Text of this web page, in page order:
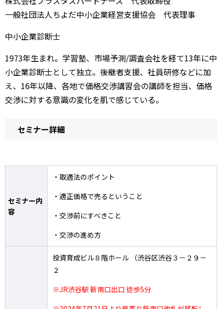
一般社団法人ちよだ中小企業経営支援協会 代表理事
中小企業診断士
1973年生まれ。学習塾、市場予測/調査会社を経て13年に中
小企業診断士として独立。後継者支援、社員研修などに加
え、16年以降、各地で価格交渉講習会の講師を担当、価格
交渉に対する意識の変化を肌で感じている。
セミナー詳細
セミナー内
容
・取適法のポイント
・適正価格で売るということ
・交渉前にすべきこと
・交渉の進め方
投資育成ビル８階ホール （渋谷区渋谷３－２９－
２
※JR渋谷駅 新南口出口 徒歩5分